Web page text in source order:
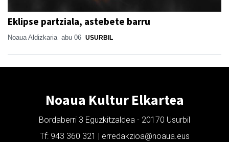
Eklipse partziala, astebete barru
Noaua Aldizkaria abu 06 USURBIL
Noaua Kultur Elkartea
Bordaberri 3 Eguzkitzaldea - 20170 Usurbil
Tf: 943 360 321 | erredakzioa@noaua.eus